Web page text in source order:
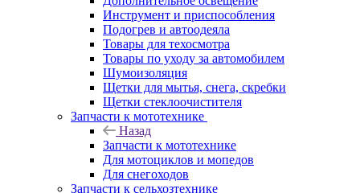
Инструмент и приспособления
Подогрев и автоодеяла
Товары для техосмотра
Товары по уходу за автомобилем
Шумоизоляция
Щетки для мытья, снега, скребки
Щетки стеклоочистителя
Запчасти к мототехнике
Назад
Запчасти к мототехнике
Для мотоциклов и мопедов
Для снегоходов
Запчасти к сельхозтехнике